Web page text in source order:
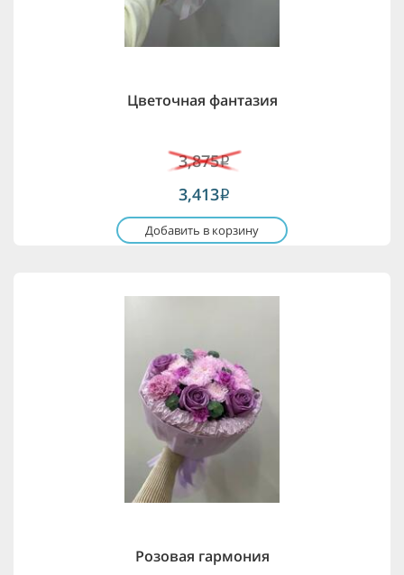
Цветочная фантазия
3,875i
3,413i
Добавить в корзину
Розовая гармония